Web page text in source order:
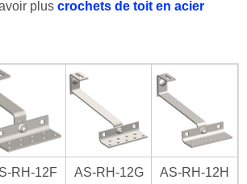
plus crochets de toit en acier
RH-12F AS-RH-12G AS-RH-12H